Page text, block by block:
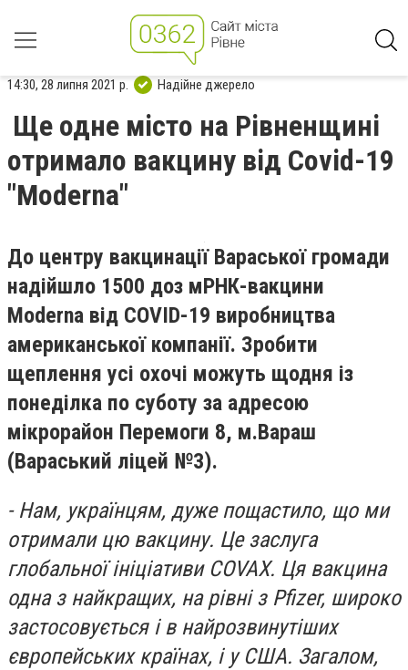
14:30, 28 липня 2021 р. Надійне джерело
Ще одне місто на Рівненщині
отримало вакцину від Covid-19
"Moderna"
До центру вакцинації Вараської громади
надійшло 1500 доз мРНК-вакцини
Moderna від COVID-19 виробництва
американської компанії. Зробити
щеплення усі охочі можуть щодня із
понеділка по суботу за адресою
мікрорайон Перемоги 8, м.Вараш
(Вараський ліцей №3).
- Нам, українцям, дуже пощастило, що ми
отримали цю вакцину. Це заслуга
глобальної ініціативи COVAX. Ця вакцина
одна з найкращих, на рівні з Pfizer, широко
застосовується і в найрозвинутіших
європейських країнах, і у США. Загалом,